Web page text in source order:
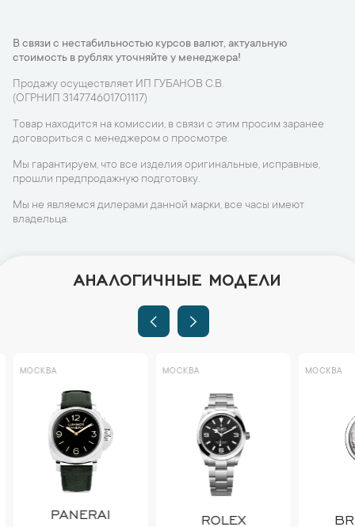
В связи с нестабильностью курсов валют, актуальную
стоимость в рублях уточняйте у менеджера!
Продажу осуществляет ИП ГУБАНОВ С.В.
(ОГРНИП 314774601701117)
Товар находится на комиссии, в связи с этим просим заранее
договориться с менеджером о просмотре.
Мы гарантируем, что все изделия оригинальные, исправные,
прошли предпродажную подготовку.
Мы не являемся дилерами данной марки, все часы имеют
владельца.
АНАЛОГИЧНЫЕ МОДЕЛИ
МОСКВА
PANERAI
МОСКВА
ROLEX
МОСКВА